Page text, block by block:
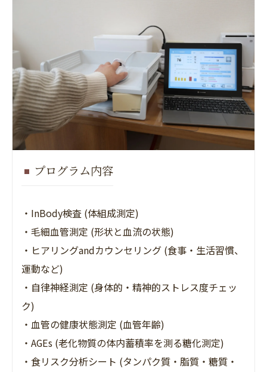
プログラム内容
・InBody検査 (体組成測定)
・毛細血管測定 (形状と血流の状態)
・ヒアリングandカウンセリング (食事・生活習慣、
運動など)
・自律神経測定 (身体的・精神的ストレス度チェッ
ク)
・血管の健康状態測定 (血管年齢)
・AGEs (老化物質の体内蓄積率を測る糖化測定)
・食リスク分析シート (タンパク質・脂質・糖質・